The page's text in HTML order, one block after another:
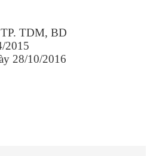
TDM, BD
2015
28/10/2016